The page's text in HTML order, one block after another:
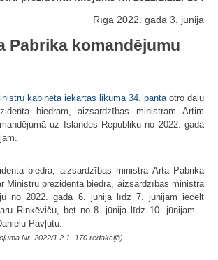
Rīgā 2022. gada 3. jūnijā
Pabrika komandējumu
kabineta iekārtas likuma 34. panta otro daļu
biedram, aizsardzības ministram Artim
uz Islandes Republiku no 2022. gada
biedra, aizsardzības ministra Arta Pabrika
Ministru prezidenta biedra, aizsardzības ministra
no 2022. gada 6. jūnija līdz 7. jūnijam iecelt
Rinkēviču, bet no 8. jūnija līdz 10. jūnijam –
Pavļutu.
Nr. 2022/1.2.1.-170 redakcijā)